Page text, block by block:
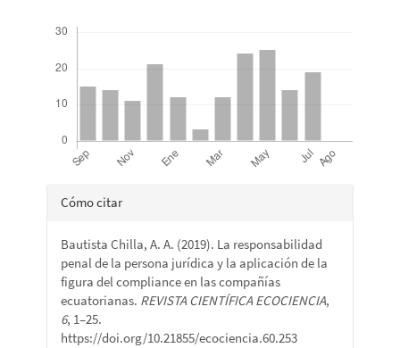
Detalles
artículo
Cómo citar
Bautista Chilla, A. A. (2019). La responsabilidad
penal de la persona jurídica y la aplicación de la
figura del compliance en las compañías
ecuatorianas. REVISTA CIENTÍFICA ECOCIENCIA,
6, 1–25.
https://doi.org/10.21855/ecociencia.60.253